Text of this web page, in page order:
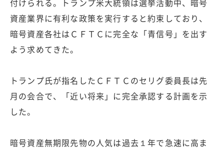
資産業界に有利な政策を実行すると約束しており、
暗号資産各社はＣＦＴＣに完全な「青信号」を出す
よう求めてきた。
トランプ氏が指名したＣＦＴＣのセリグ委員長は先
月の会合で、「近い将来」に完全承認する計画を示
した。
暗号資産無期限先物の人気は過去１年で急速に高ま